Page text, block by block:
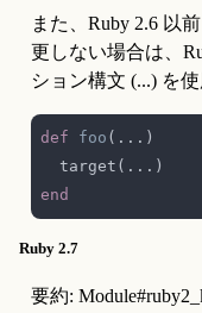
また、Ruby 2.6 以
更しない場合は、
ション構文 (...) を
def foo
Ruby 2.7
要約: